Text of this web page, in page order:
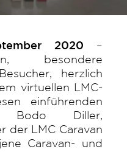
2020 –
besondere
herzlich
virtuellen LMC-
einführenden
Bodo Diller,
der LMC Caravan
Caravan- und